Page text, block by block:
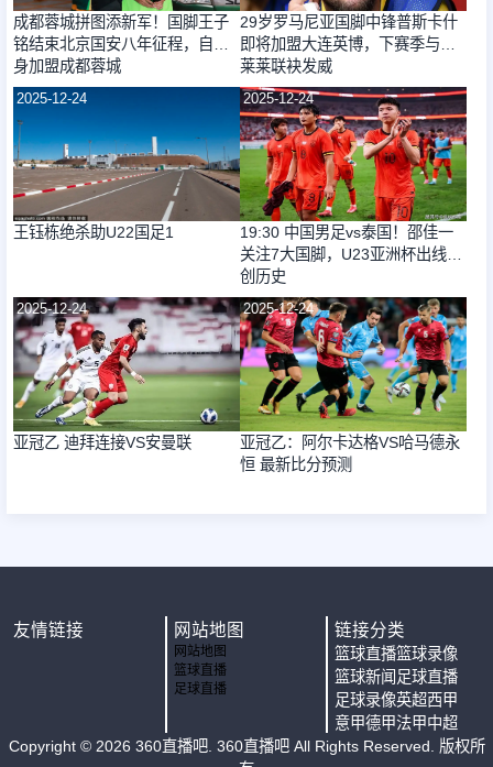
成都蓉城拼图添新军！国脚王子
铭结束北京国安八年征程，自由
身加盟成都蓉城
29岁罗马尼亚国脚中锋普斯卡什
即将加盟大连英博，下赛季与马
莱莱联袂发威
2025-12-24
王钰栋绝杀助U22国足1
2025-12-24
19:30 中国男足vs泰国！邵佳一
关注7大国脚，U23亚洲杯出线=
创历史
2025-12-24
亚冠乙 迪拜连接VS安曼联
2025-12-24
亚冠乙：阿尔卡达格VS哈马德永
恒 最新比分预测
友情链接 网站地图
网站地图
篮球直播
足球直播
链接分类
篮球直播篮球录像
篮球新闻 足球直播
足球录像英超西甲
意甲德甲法甲中超
Copyright © 2026 360直播吧. 360直播吧 All Rights Reserved. 版权所